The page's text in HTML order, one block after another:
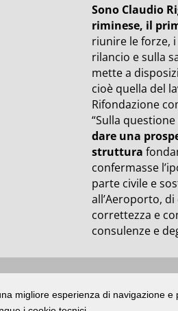
Sono Claudio
riminese, il
riunire le forze,
rilancio e sulla
mette a
cioè quella del
Rifondazione
“Sulla
dare una
struttura
confermasse
parte civile e
all’Aeroporto,
correttezza e
consulenze e
Riminié una testata registrata presso il
migliore esperienza di navigazione e